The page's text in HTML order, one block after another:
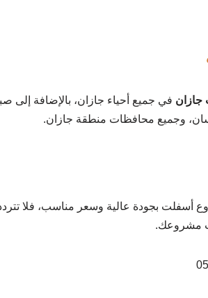
جازان في جميع أحياء جازان، بالإضافة إلى
وجميع محافظات منطقة جازان.
أسفلت بجودة عالية وسعر مناسب، فلا
مشروعك.